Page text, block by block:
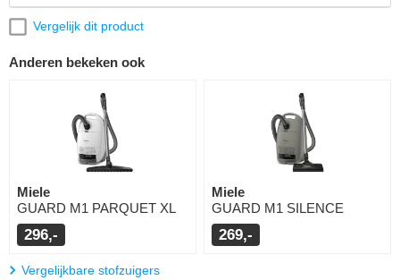
Vergelijk dit product
Anderen bekeken ook
Miele
GUARD M1 PARQUET XL
296,-
Miele
GUARD M1 SILENCE
269,-
Vergelijkbare stofzuigers